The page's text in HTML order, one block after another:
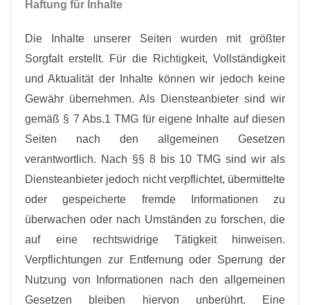
Haftung für Inhalte
Die Inhalte unserer Seiten wurden mit größter
Sorgfalt erstellt. Für die Richtigkeit, Vollständigkeit
und Aktualität der Inhalte können wir jedoch keine
Gewähr übernehmen. Als Diensteanbieter sind wir
gemäß § 7 Abs.1 TMG für eigene Inhalte auf diesen
Seiten nach den allgemeinen Gesetzen
verantwortlich. Nach §§ 8 bis 10 TMG sind wir als
Diensteanbieter jedoch nicht verpflichtet, übermittelte
oder gespeicherte fremde Informationen zu
überwachen oder nach Umständen zu forschen, die
auf eine rechtswidrige Tätigkeit hinweisen.
Verpflichtungen zur Entfernung oder Sperrung der
Nutzung von Informationen nach den allgemeinen
Gesetzen bleiben hiervon unberührt. Eine